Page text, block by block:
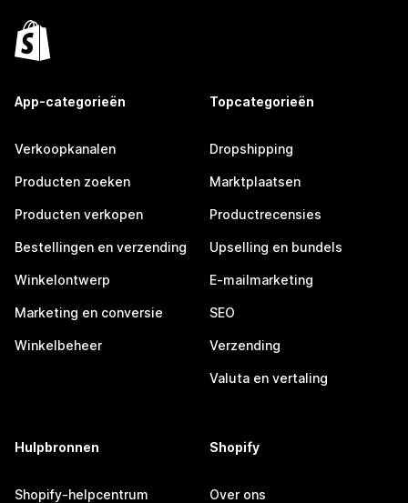
App-categorieën
Verkoopkanalen
Producten zoeken
Producten verkopen
Bestellingen en verzending
Winkelontwerp
Marketing en conversie
Winkelbeheer
Topcategorieën
Dropshipping
Marktplaatsen
Productrecensies
Upselling en bundels
E-mailmarketing
SEO
Verzending
Valuta en vertaling
Hulpbronnen
Shopify-helpcentrum
Shopify
Over ons